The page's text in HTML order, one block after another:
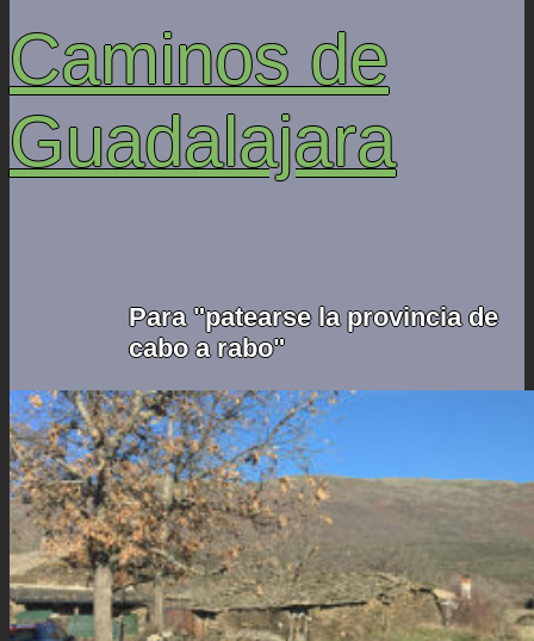
Caminos de
Guadalajara
Para "patearse la provincia de
cabo a rabo"